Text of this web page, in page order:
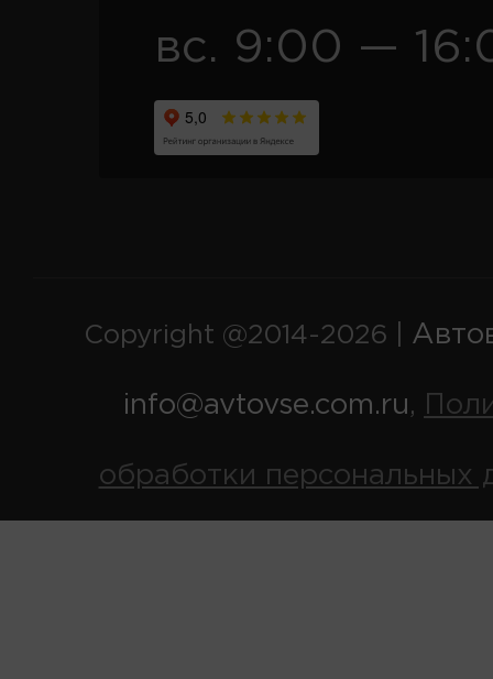
вс. 9:00 —
Copyright @2014-2026 |
info@avtovse.com.ru,
обработки персональных